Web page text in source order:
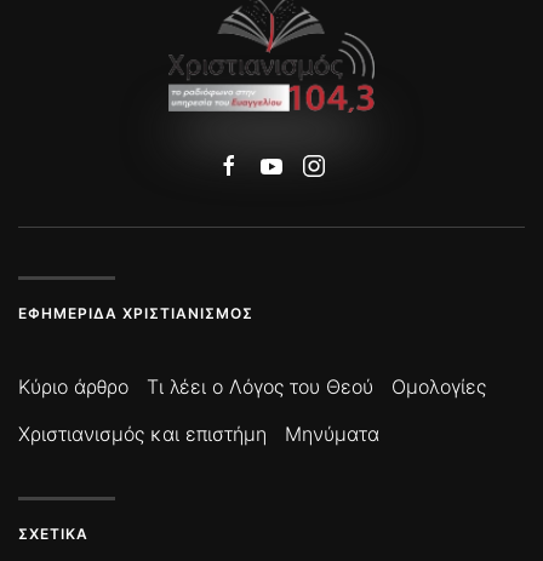
ΕΦΗΜΕΡΊΔΑ ΧΡΙΣΤΙΑΝΙΣΜΌΣ
Κύριο άρθρο Τι λέει ο Λόγος του Θεού
Ομολογίες
Χριστιανισμός και επιστήμη
Μηνύματα
ΣΧΕΤΙΚΆ